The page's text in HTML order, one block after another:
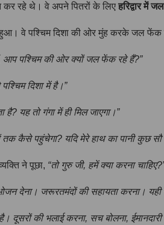
कर रहे थे। वे अपने पितरों के लिए हरिद्वार में
वे पश्चिम दिशा की ओर मुंह करके जल फेंक
आप पश्चिम की ओर क्यों जल फेंक रहे हैं?”
दिशा में है।”
यह तो गंगा में ही मिल जाएगा।”
कैसे पहुंचेगा? यदि मेरे हाथ का पानी कुछ
ने पूछा, “तो गुरु जी, हमें क्या करना
देना। जरूरतमंदों की सहायता करना।
की भलाई करना, सच बोलना,